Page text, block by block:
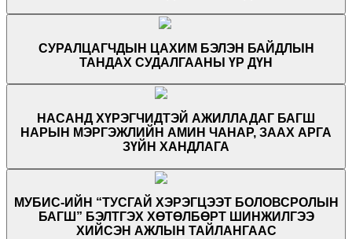
СУРАЛЦАГЧДЫН ЦАХИМ БЭЛЭН БАЙДЛЫН
ТАНДАХ СУДАЛГААНЫ ҮР ДҮН
НАСАНД ХҮРЭГЧИДТЭЙ АЖИЛЛАДАГ БАГШ
НАРЫН МЭРГЭЖЛИЙН АМИН ЧАНАР, ЗААХ АРГА
ЗҮЙН ХАНДЛАГА
МУБИС-ИЙН “ТУСГАЙ ХЭРЭГЦЭЭТ БОЛОВСРОЛЫН
БАГШ” БЭЛТГЭХ ХӨТӨЛБӨРТ ШИНЖИЛГЭЭ
ХИЙСЭН АЖЛЫН ТАЙЛАНГААС